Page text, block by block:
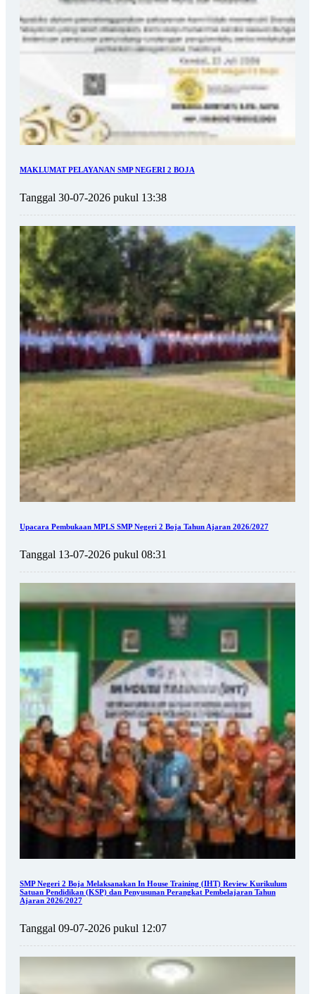
MAKLUMAT PELAYANAN SMP NEGERI 2 BOJA
Tanggal 30-07-2026 pukul 13:38
Upacara Pembukaan MPLS SMP Negeri 2 Boja Tahun Ajaran 2026/2027
Tanggal 13-07-2026 pukul 08:31
SMP Negeri 2 Boja Melaksanakan In House Training (IHT) Review Kurikulum
Satuan Pendidikan (KSP) dan Penyusunan Perangkat Pembelajaran Tahun
Ajaran 2026/2027
Tanggal 09-07-2026 pukul 12:07